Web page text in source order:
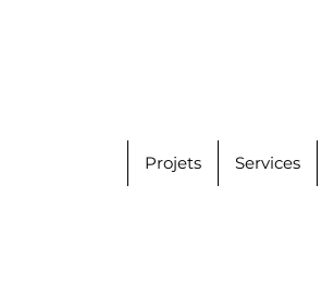
Projets Services